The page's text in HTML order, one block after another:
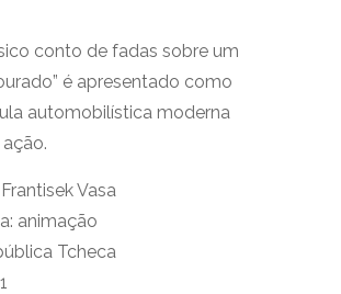
conto de fadas sobre um
é apresentado como
automobilística moderna
Vasa
animação
Tcheca